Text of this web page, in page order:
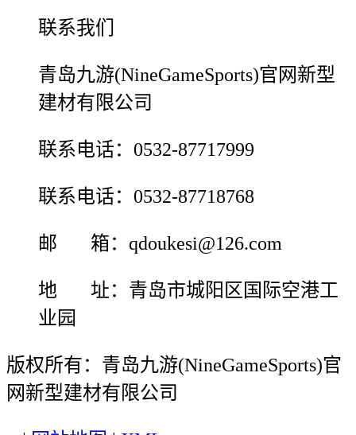
联系我们
青岛九游(NineGameSports)官网新型
建材有限公司
联系电话：0532-87717999
联系电话：0532-87718768
邮 箱：qdoukesi@126.com
地 址：青岛市城阳区国际空港工
业园
版权所有：青岛九游(NineGameSports)官
网新型建材有限公司